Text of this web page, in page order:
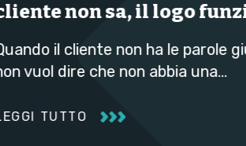
sa, il logo funziona!
non ha le parole giuste,
che non abbia una…